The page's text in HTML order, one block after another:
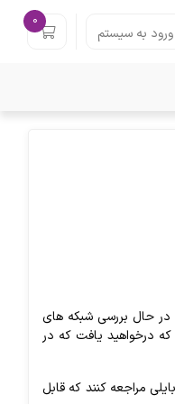
ورود به سیستم
0
در حال بررسی شبکه های
درخواهید یافت که در
مراجعه کنند که قابل